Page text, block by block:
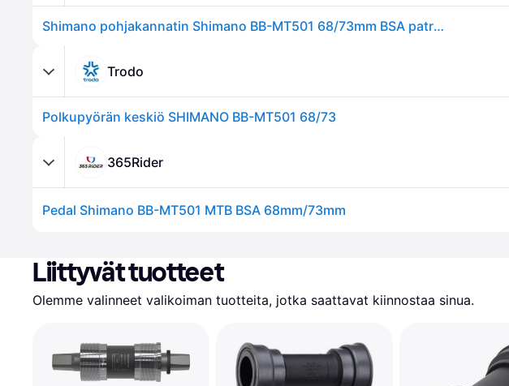
Shimano pohjakannatin Shimano BB-MT501 68/73mm BSA patruuna
Trodo
Polkupyörän keskiö SHIMANO BB-MT501 68/73
365Rider
Pedal Shimano BB-MT501 MTB BSA 68mm/73mm
Liittyvät tuotteet
Olemme valinneet valikoiman tuotteita, jotka saattavat kiinnostaa sinua.